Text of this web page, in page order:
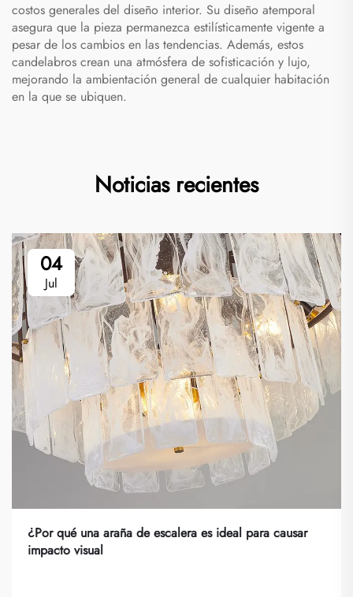
costos generales del diseño interior. Su diseño atemporal
asegura que la pieza permanezca estilísticamente vigente a
pesar de los cambios en las tendencias. Además, estos
candelabros crean una atmósfera de sofisticación y lujo,
mejorando la ambientación general de cualquier habitación
en la que se ubiquen.
Noticias recientes
04
Jul
¿Por qué una araña de escalera es ideal para causar
impacto visual